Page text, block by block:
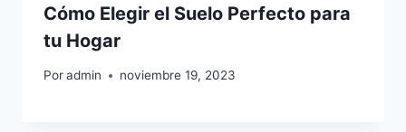
Cómo Elegir el Suelo Perfecto para
tu Hogar
Poradmin noviembre 19, 2023